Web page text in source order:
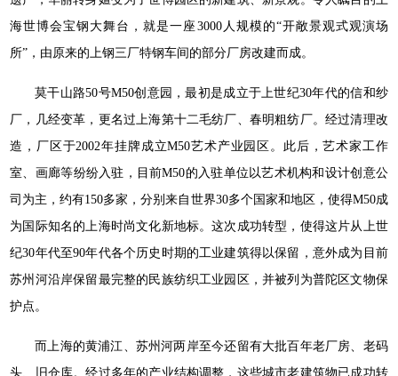
海世博会宝钢大舞台，就是一座3000人规模的“开敞景观式观演场
所”，由原来的上钢三厂特钢车间的部分厂房改建而成。
莫干山路50号M50创意园，最初是成立于上世纪30年代的信和纱
厂，几经变革，更名过上海第十二毛纺厂、春明粗纺厂。经过清理改
造，厂区于2002年挂牌成立M50艺术产业园区。此后，艺术家工作
室、画廊等纷纷入驻，目前M50的入驻单位以艺术机构和设计创意公
司为主，约有150多家，分别来自世界30多个国家和地区，使得M50成
为国际知名的上海时尚文化新地标。这次成功转型，使得这片从上世
纪30年代至90年代各个历史时期的工业建筑得以保留，意外成为目前
苏州河沿岸保留最完整的民族纺织工业园区，并被列为普陀区文物保
护点。
而上海的黄浦江、苏州河两岸至今还留有大批百年老厂房、老码
头、旧仓库。经过多年的产业结构调整，这些城市老建筑物已成功转